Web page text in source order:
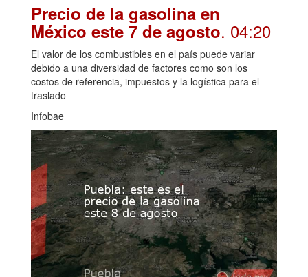
Precio de la gasolina en
México este 7 de agosto. 04:20
El valor de los combustibles en el país puede variar
debido a una diversidad de factores como son los
costos de referencia, impuestos y la logística para el
traslado
Infobae